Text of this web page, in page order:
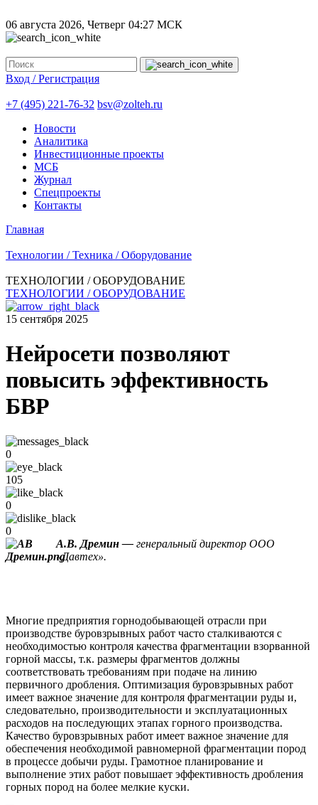
06 августа 2026, Четверг 04:27 МСК
Вход / Регистрация
+7 (495) 221-76-32 bsv@zolteh.ru
Новости
Аналитика
Инвестиционные проекты
МСБ
Журнал
Спецпроекты
Контакты
Главная
Технологии / Техника / Оборудование
ТЕХНОЛОГИИ / ОБОРУДОВАНИЕ
ТЕХНОЛОГИИ / ОБОРУДОВАНИЕ
15 сентября 2025
Нейросети позволяют
повысить эффективность
БВР
0
105
0
0
А.В. Дремин — генеральный директор ООО
«Давтех».
Многие предприятия горнодобывающей отрасли при
производстве буровзрывных работ часто сталкиваются с
необходимостью контроля качества фрагментации взорванной
горной массы, т.к. размеры фрагментов должны
соответствовать требованиям при подаче на линию
первичного дробления. Оптимизация буровзрывных работ
имеет важное значение для контроля фрагментации руды и,
следовательно, производительности и эксплуатационных
расходов на последующих этапах горного производства.
Качество буровзрывных работ имеет важное значение для
обеспечения необходимой равномерной фрагментации пород
в процессе добычи руды. Грамотное планирование и
выполнение этих работ повышает эффективность дробления
горных пород на более мелкие куски.